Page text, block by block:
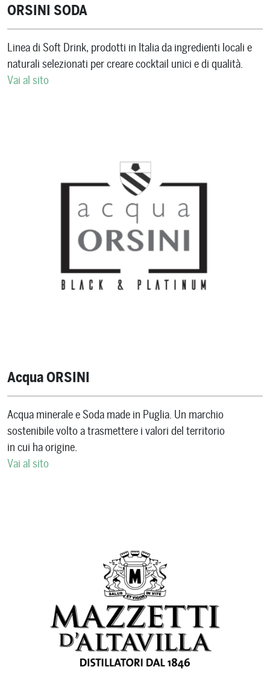
ORSINI SODA
Linea di Soft Drink, prodotti in Italia da ingredienti locali e
naturali selezionati per creare cocktail unici e di qualità.
Vai al sito
Acqua ORSINI
Acqua minerale e Soda made in Puglia. Un marchio
sostenibile volto a trasmettere i valori del territorio
in cui ha origine.
Vai al sito